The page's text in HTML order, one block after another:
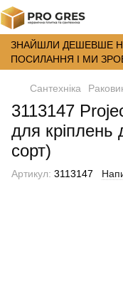
ЗНАЙШЛИ ДЕШЕВШЕ
ПОСИЛАННЯ І МИ
Сантехніка
3113147
для
сорт)
Артикул: 3113147